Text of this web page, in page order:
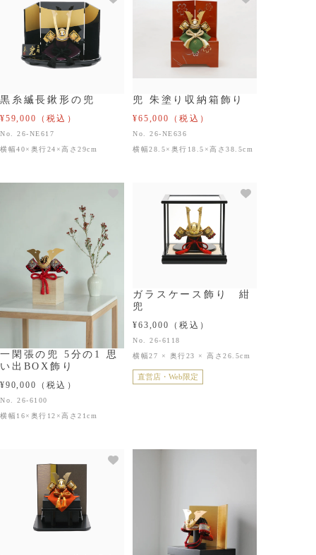
黒糸縅長鍬形の兜
¥59,000 （税込）
No. 26-NE617
横幅40×奥行24×高さ29cm
兜 朱塗り収納箱飾り
¥65,000 （税込）
No. 26-NE636
横幅28.5×奥行18.5×高さ38.5cm
一閑張の兜 5分の1 思
い出BOX飾り
¥90,000 （税込）
No. 26-6100
横幅16×奥行12×高さ21cm
直営店・Web限定
ガラスケース飾り 紺
兜
¥63,000 （税込）
No. 26-6118
横幅27 × 奥行23 × 高さ26.5cm